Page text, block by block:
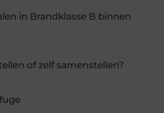
in Brandklasse B binnen
of zelf samenstellen?